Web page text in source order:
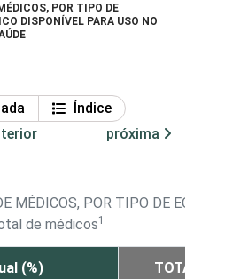
POR TIPO DE
DISPONÍVEL PARA USO NO
Índice
próxima
MÉDICOS, POR TIPO DE
de médicos1
(%)
TOTAL